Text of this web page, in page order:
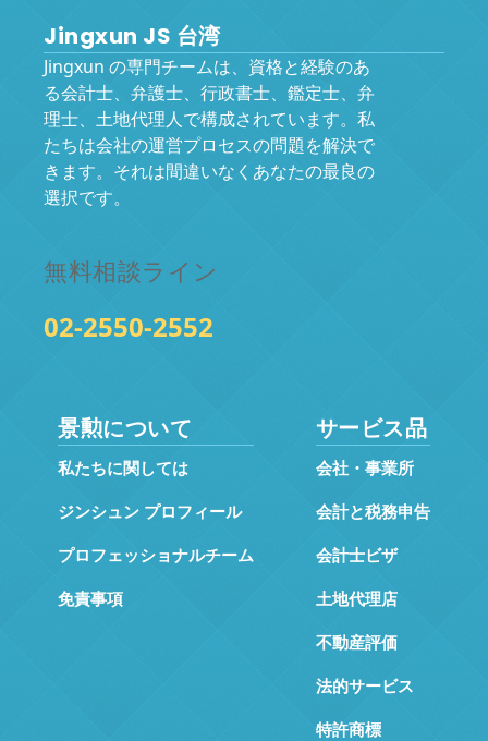
Jingxun JS 台湾
Jingxun の専門チームは、資格と経験のあ
る会計士、弁護士、行政書士、鑑定士、弁
理士、土地代理人で構成されています。私
たちは会社の運営プロセスの問題を解決で
きます。それは間違いなくあなたの最良の
選択です。
無料相談ライン
02-2550-2552
景勲について
私たちに関しては
ジンシュン プロフィール
プロフェッショナルチーム
免責事項
サービス品
会社・事業所
会計と税務申告
会計士ビザ
土地代理店
不動産評価
法的サービス
特許商標